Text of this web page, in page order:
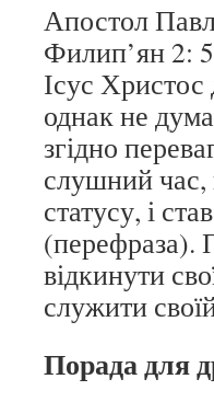
Апостол
Филип’ян 2:
Ісус Христос
однак не
згідно
слушний час,
статусу, і
(перефраза).
відкинути
служити
Порада для